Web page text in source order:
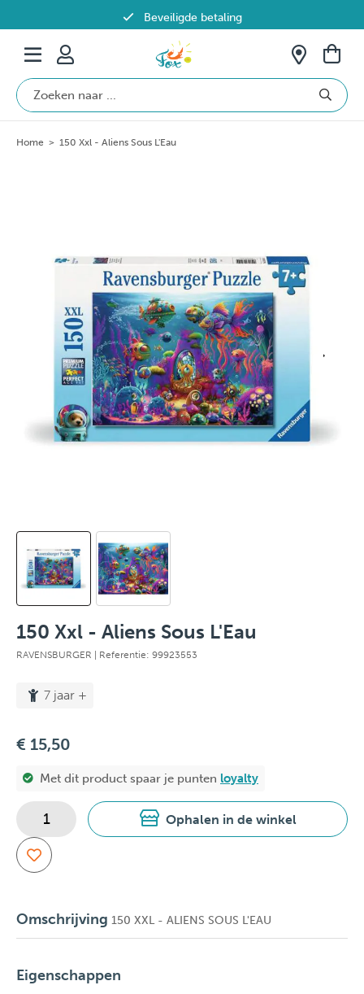
Beveiligde betaling
Gratis verzending vanaf €69 in België
Home > 150 Xxl - Aliens Sous L'Eau
150 Xxl - Aliens Sous L'Eau
RAVENSBURGER | Referentie: 99923553
7 jaar +
€ 15,50
Met dit product spaar je punten loyalty
Ophalen in de winkel
Omschrijving 150 XXL - ALIENS SOUS L'EAU
Eigenschappen